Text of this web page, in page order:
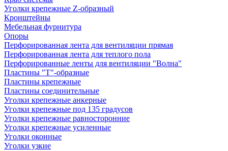
Уголки крепежные Z-образный
Кронштейны
Мебельная фурнитура
Опоры
Перфорированная лента для вентиляции прямая
Перфорированная лента для теплого пола
Перфорированные ленты для вентиляции "Волна"
Пластины "Т"-образные
Пластины крепежные
Пластины соединительные
Уголки крепежные анкерные
Уголки крепежные под 135 градусов
Уголки крепежные равносторонние
Уголки крепежные усиленные
Уголки оконные
Уголки узкие